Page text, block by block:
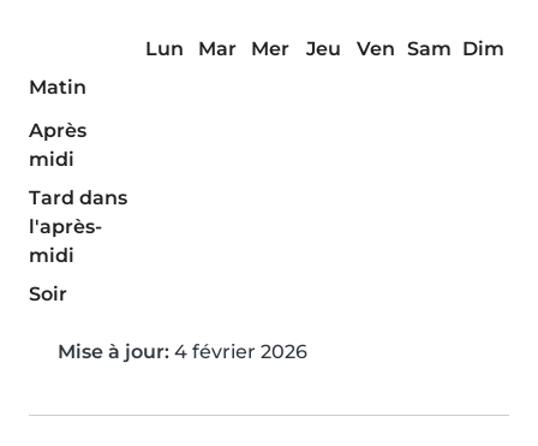
Lun Mar Mer Jeu Ven Sam Dim
Matin
Après
midi
Tard dans
l'après-
midi
Soir
Mise à jour: 4 février 2026